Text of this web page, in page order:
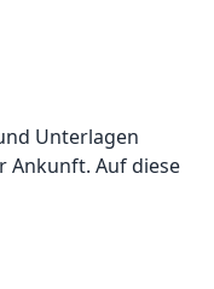
Unterlagen
Ankunft. Auf diese